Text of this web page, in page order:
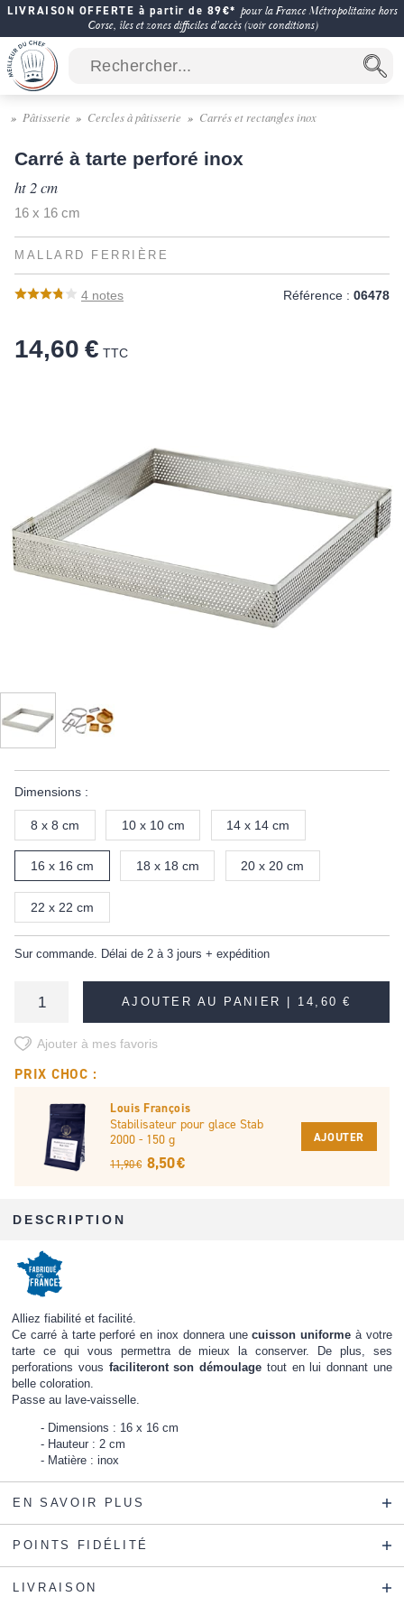
LIVRAISON OFFERTE à partir de 89€* pour la France Métropolitaine hors
Corse, îles et zones difficiles d'accès (voir conditions)
Pâtisserie Cercles à pâtisserie Carrés et rectangles inox
Carré à tarte perforé inox
ht 2 cm
16 x 16 cm
MALLARD FERRIÈRE
4 notes Référence : 06478
14,60 € TTC
Dimensions :
8 x 8 cm 10 x 10 cm 14 x 14 cm
16 x 16 cm 18 x 18 cm 20 x 20 cm
22 x 22 cm
Sur commande. Délai de 2 à 3 jours + expédition
AJOUTER AU PANIER | 14,60 €
Ajouter à mes favoris
PRIX CHOC :
Louis François
Stabilisateur pour glace Stab
2000 - 150 g
11,90 € 8,50 €
AJOUTER
DESCRIPTION
Alliez fiabilité et facilité.
Ce carré à tarte perforé en inox donnera unecuisson uniforme à votre
tarte ce qui vous permettra de mieux la conserver. De plus, ses
perforations vous faciliteront son démoulage tout en lui donnant une
belle coloration.
Passe au lave-vaisselle.
Dimensions : 16 x 16 cm
Hauteur : 2 cm
Matière : inox
EN SAVOIR PLUS
POINTS FIDÉLITÉ
LIVRAISON